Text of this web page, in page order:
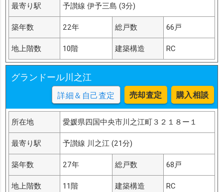
最寄り駅 予讃線 伊予三島 (3分)
築年数 22年 総戸数 66戸
地上階数 10階 建築構造 RC
グランドール川之江
詳細＆自己査定 売却査定 購入相談
所在地 愛媛県四国中央市川之江町３２１８ー１
最寄り駅 予讃線 川之江 (21分)
築年数 27年 総戸数 68戸
地上階数 11階 建築構造 RC